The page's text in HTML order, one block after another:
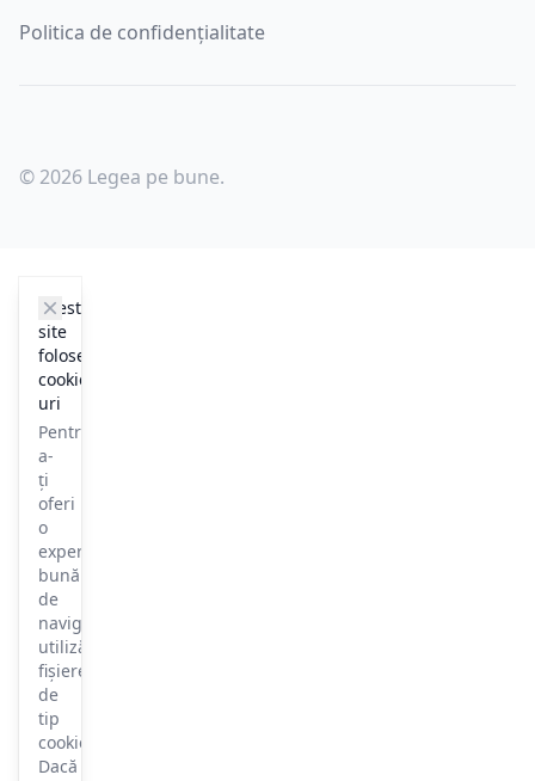
Politica de confidențialitate
© 2026 Legea pe bune.
Acest
site
folosește
cookie-
uri
Pentru
a-
ți
oferi
o
experiență
bună
de
navigare,
utilizăm
fișiere
de
tip
cookie.
Dacă
cookie_notice.clos3